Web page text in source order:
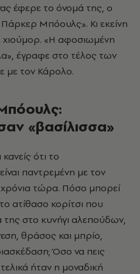
έφερε το όνομά της, ο
Μπόουλς». Κι εκείνη
χιούμορ. «Η αφοσιωμένη
έγραφε στο τέλος των
με τον Κάρολο.
«βασίλισσα»
ότι το
παντρεμένη με τον
τώρα. Πόσο μπορεί
ατίθασο κορίτσι που
στο κυνήγι αλεπούδων,
θράσος και μπρίο,
Όσο να πεις
ήταν η μοναδική